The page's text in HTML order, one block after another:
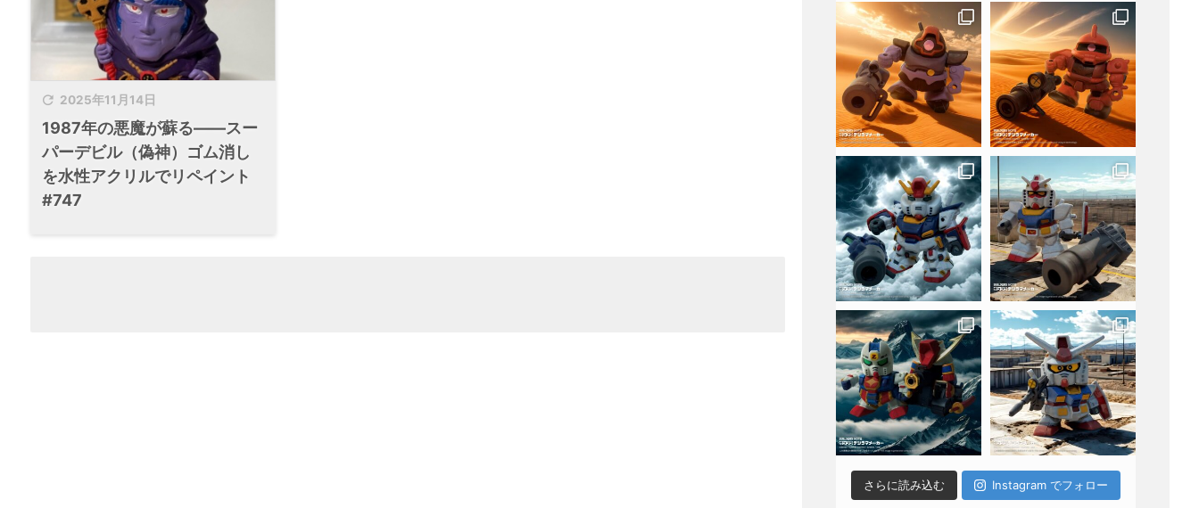
 2025年11月14日
1987年の悪魔が蘇る――スー
パーデビル（偽神）ゴム消し
を水性アクリルでリペイント
#747
さらに読み込む Instagram でフォロー